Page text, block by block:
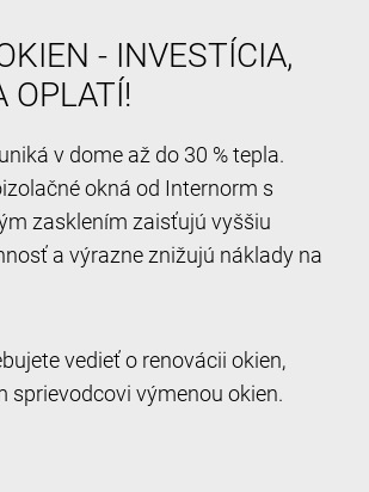
- INVESTÍCIA,
OPLATÍ!
v dome až do 30 % tepla.
okná od Internorm s
zasklením zaisťujú vyššiu
a výrazne znižujú náklady na
vedieť o renovácii okien,
sprievodcovi výmenou okien.